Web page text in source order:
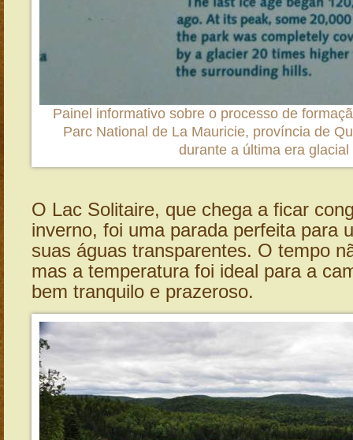
Painel informativo sobre o processo de
Parc National de La Mauricie, província de
durante a última era glacial
O Lac Solitaire, que chega a ficar
inverno, foi uma parada perfeita para
suas águas transparentes. O tempo
mas a temperatura foi ideal para a
bem tranquilo e prazeroso.